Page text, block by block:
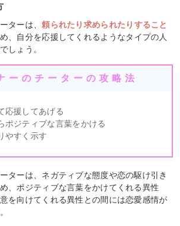
ターは、 頼られたり求められたりすること
、自分を応援してくれるようなタイプの人
しょう。
ーのチーターの攻略法
応援してあげる
ポジティブな言葉をかける
やすく示す
ターは、ネガティブな態度や恋の駆け引き
、ポジティブな言葉をかけてくれる異性
を向けてくれる異性との間には恋愛感情が